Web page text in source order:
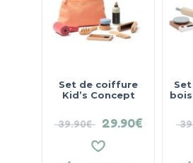
Set de coiffure
Kid’s Concept
39.90€ 29.90€